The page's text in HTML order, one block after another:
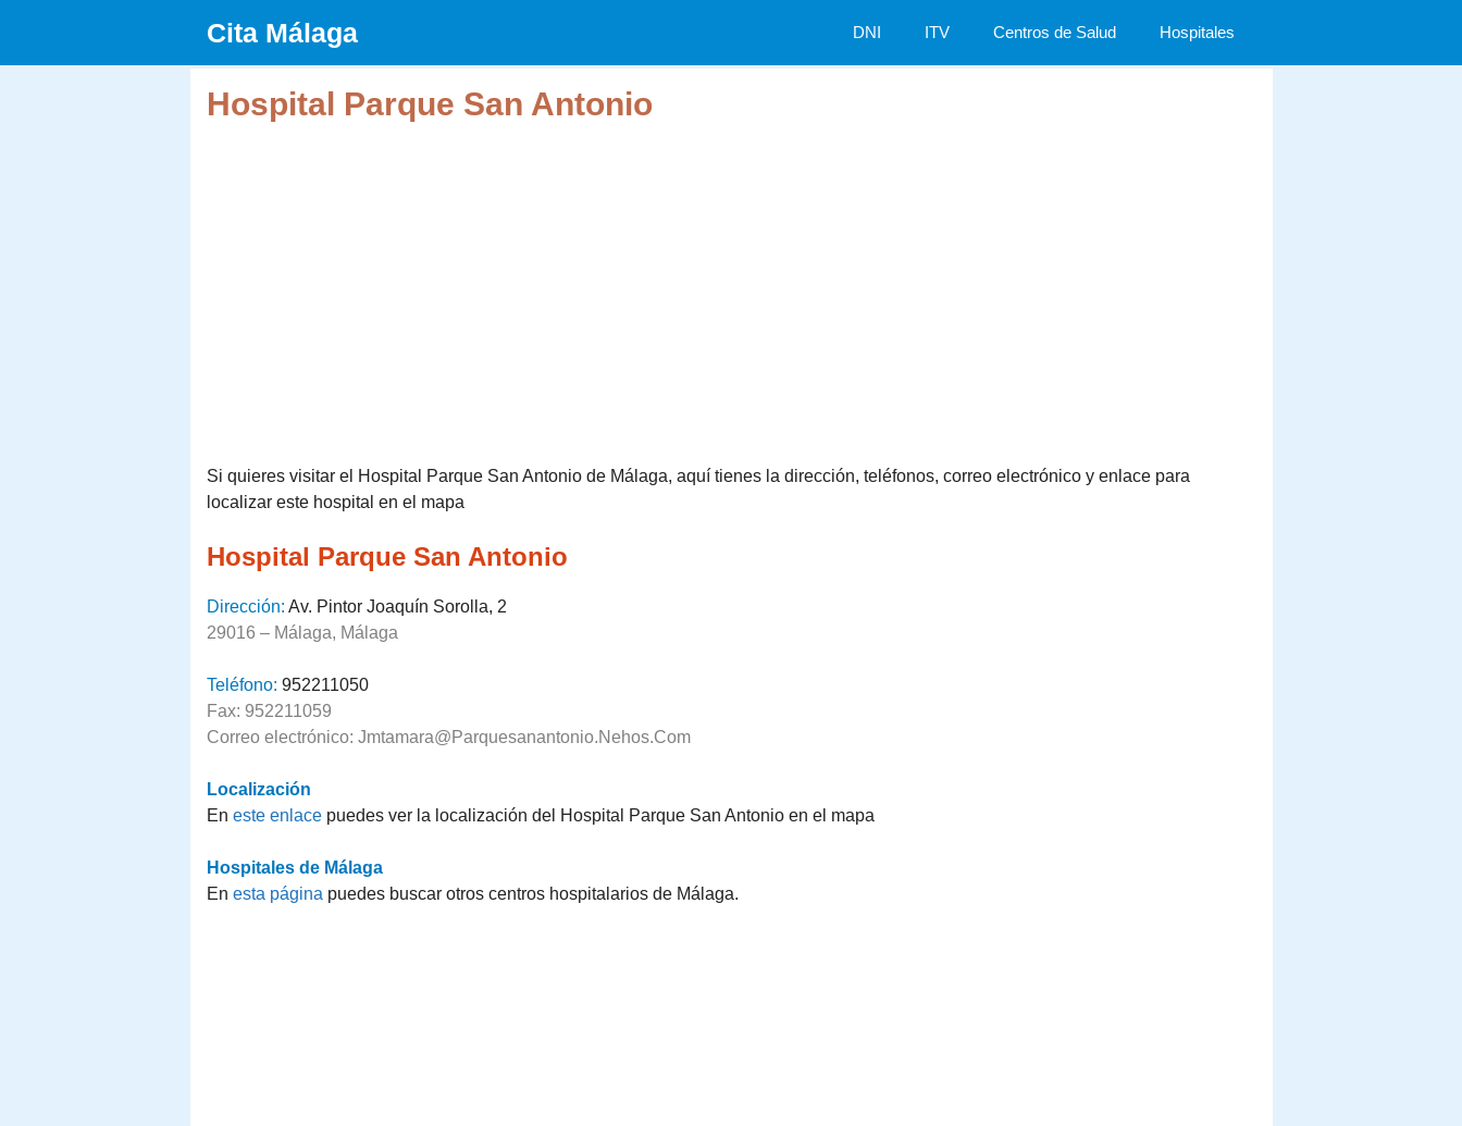
contenido
Cita Málaga DNI ITV Centros de Salud Hospitales
Hospital Parque San Antonio
Si quieres visitar el Hospital Parque San Antonio de Málaga, aquí tienes la dirección, teléfonos, correo electrónico y enlace para
localizar este hospital en el mapa
Hospital Parque San Antonio
Dirección: Av. Pintor Joaquín Sorolla, 2
29016 – Málaga, Málaga
Teléfono: 952211050
Fax: 952211059
Correo electrónico: Jmtamara@Parquesanantonio.Nehos.Com
Localización
En este enlacepuedes ver la localización del Hospital Parque San Antonio en el mapa
Hospitales de Málaga
En esta página puedes buscar otros centros hospitalarios de Málaga.